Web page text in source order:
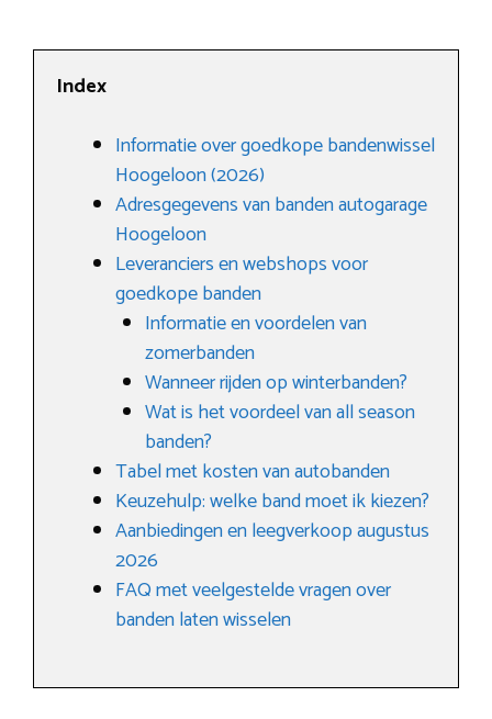
Index
Informatie over goedkope bandenwissel
Hoogeloon (2026)
Adresgegevens van banden autogarage
Hoogeloon
Leveranciers en webshops voor
goedkope banden
Informatie en voordelen van
zomerbanden
Wanneer rijden op winterbanden?
Wat is het voordeel van all season
banden?
Tabel met kosten van autobanden
Keuzehulp: welke band moet ik kiezen?
Aanbiedingen en leegverkoop augustus
2026
FAQ met veelgestelde vragen over
banden laten wisselen